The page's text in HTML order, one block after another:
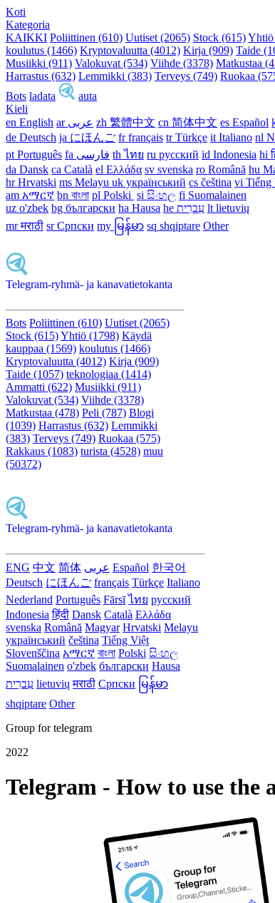
Koti
Kategoria
KAIKKI Poliittinen (610) Uutiset (2065) Stock (615)Yhtiö
koulutus (1466) Kryptovaluutta (4012) Kirja (909) Taide
Musiikki (911) Valokuvat (534) Viihde (3378) Matkustaa
Harrastus (632) Lemmikki (383) Terveys (749) Ruokaa
Bots ladata
auta
Kieli
en English
ar عربى zh 繁體中文 cn 简体中文 es Español
de Deutsch ja にほんご fr français tr Türkçe it Italiano nl
pt Português
th ไทย ru русский id Indonesia hi
da Dansk‎ ca Català el Ελλάδα sv svenska ro Română hu
hr Hrvatski ms Melayu uk український‎ cs čeština‎ vi Tiếng
am አማርኛ bn বাংলা pl Polski ‎ si සිංහල fi Suomalainen
uz o'zbek bg български ha Hausa‎ he עִברִית lt lietuvių
mr मराठी sr Српски my မြန်မာ sq shqiptare Other
Telegram-ryhmä- ja kanavatietokanta
Bots Poliittinen (610) Uutiset (2065)
Stock (615)Yhtiö (1798) Käydä
kauppaa (1569) koulutus (1466)
Kryptovaluutta (4012) Kirja (909)
Taide (1057) teknologiaa (1414)
Ammatti (622) Musiikki (911)
Valokuvat (534) Viihde (3378)
Matkustaa (478) Peli (787) Blogi
(1039) Harrastus (632) Lemmikki
(383) Terveys (749) Ruokaa (575)
Rakkaus (1083) turista (4528) muu
(50372)
Telegram-ryhmä- ja kanavatietokanta
ENG 中文 简体 عربى Español 한국어
Deutsch にほんご français Türkçe Italiano
Nederland Português Fārsī‎ ไทย русский
Indonesia हिंदी Dansk‎ Català Ελλάδα
svenska Română Magyar Hrvatski Melayu
український čeština Tiếng Việt
Slovenščina አማርኛ বাংলা Polski සිංහල
Suomalainen o'zbek български Hausa
עִברִית lietuvių मराठी Српски မြန်မာ
shqiptare Other
Group for telegram
2022
Telegram - How to use the